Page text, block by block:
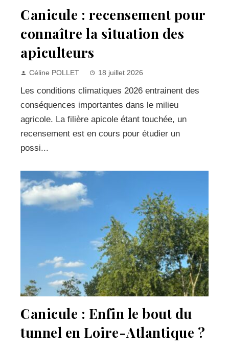
Canicule : recensement pour
connaître la situation des
apiculteurs
Céline POLLET 18 juillet 2026
Les conditions climatiques 2026 entrainent des
conséquences importantes dans le milieu
agricole. La filière apicole étant touchée, un
recensement est en cours pour étudier un
possi...
Canicule : Enfin le bout du
tunnel en Loire-Atlantique ?